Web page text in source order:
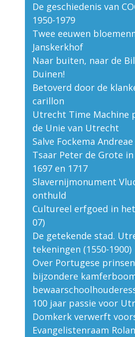
De geschiedenis van
1950-1979
Twee eeuwen
Janskerkhof
Naar buiten, naar de
Duinen!
Betoverd door de
carillon
Utrecht Time Machine
de Unie van Utrecht
Salve Fockema Andreae
Tsaar Peter de Grote
1697 en 1717
Slavernijmonument
onthuld
Cultureel erfgoed in
07)
De getekende stad.
tekeningen (1550-1900)
Over Portugese
bijzondere
100 jaar passie voor
Domkerk verwerft
Evangelistenraam